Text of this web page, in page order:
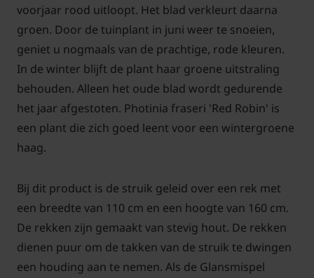
voorjaar rood uitloopt. Het blad verkleurt daarna
groen. Door de tuinplant in juni weer te snoeien,
geniet u nogmaals van de prachtige, rode kleuren.
In de winter blijft de plant haar groene uitstraling
behouden. Alleen het oude blad wordt gedurende
het jaar afgestoten. Photinia fraseri 'Red Robin' is
een plant die zich goed leent voor een wintergroene
haag.
Bij dit product is de struik geleid over een rek met
een breedte van 110 cm en een hoogte van 160 cm.
De rekken zijn gemaakt van stevig hout. De rekken
dienen puur om de takken van de struik te dwingen
een houding aan te nemen. Als de Glansmispel